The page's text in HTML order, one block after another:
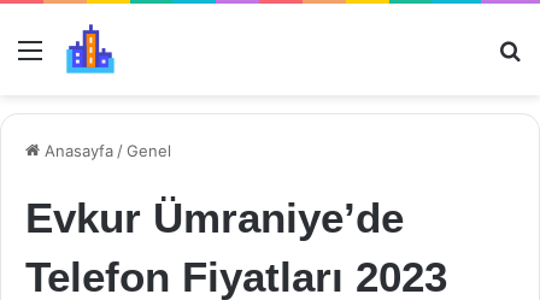
Menü
Anasayfa /Genel
Evkur Ümraniye’de
Telefon Fiyatları 2023